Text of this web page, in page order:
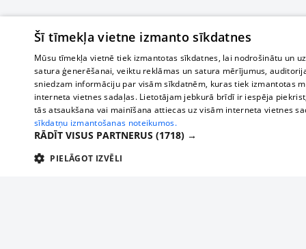
Šī tīmekļa vietne izmanto sīkdatnes
Mūsu tīmekļa vietnē tiek izmantotas sīkdatnes, lai nodrošinātu un
satura ģenerēšanai, veiktu reklāmas un satura mērījumus,
sniedzam informāciju par visām sīkdatnēm, kuras tiek izmantotas
interneta vietnes sadaļas. Lietotājam jebkurā brīdī ir iespēja
tās atsaukšana vai mainīšana attiecas uz visām interneta vietnes
sīkdatņu izmantošanas noteikumos.
RĀDĪT VISUS PARTNERUS (1718) →
PIELĀGOT IZVĒLI